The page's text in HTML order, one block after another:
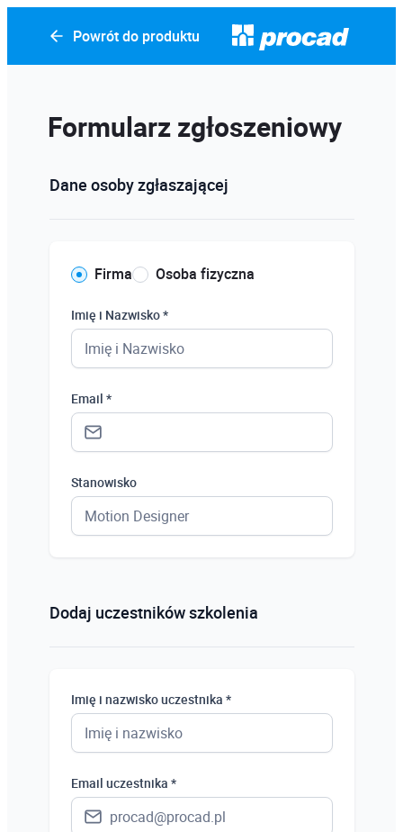
Powrót do produktu
Formularz zgłoszeniowy
Dane osoby zgłaszającej
Firma Osoba fizyczna
Imię i Nazwisko *
Email *
Stanowisko
Dodaj uczestników szkolenia
Imię i nazwisko uczestnika *
Email uczestnika *
Uczeń
Bezrobotny